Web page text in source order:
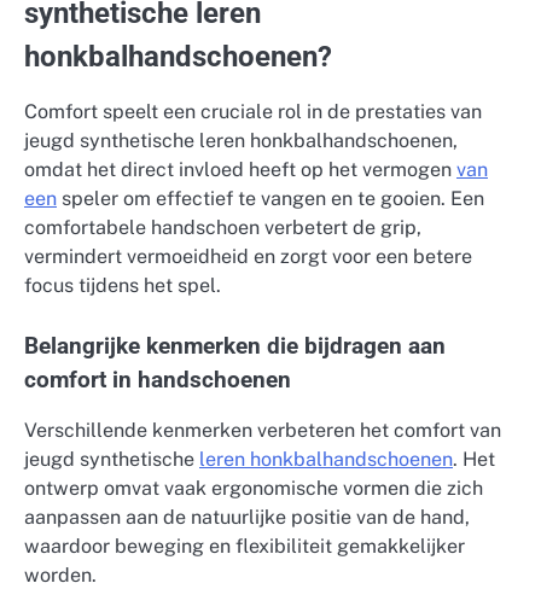
synthetische leren
honkbalhandschoenen?
Comfort speelt een cruciale rol in de prestaties van
jeugd synthetische leren honkbalhandschoenen,
omdat het direct invloed heeft op het vermogen van
een speler om effectief te vangen en te gooien. Een
comfortabele handschoen verbetert de grip,
vermindert vermoeidheid en zorgt voor een betere
focus tijdens het spel.
Belangrijke kenmerken die bijdragen aan
comfort in handschoenen
Verschillende kenmerken verbeteren het comfort van
jeugd synthetische leren honkbalhandschoenen. Het
ontwerp omvat vaak ergonomische vormen die zich
aanpassen aan de natuurlijke positie van de hand,
waardoor beweging en flexibiliteit gemakkelijker
worden.